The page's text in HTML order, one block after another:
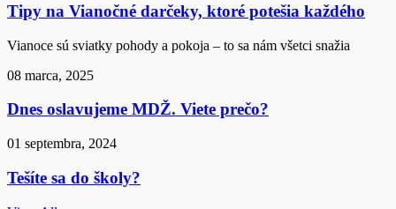
Tipy na Vianočné darčeky, ktoré potešia každého
Vianoce sú sviatky pohody a pokoja – to sa nám všetci snažia
08 marca, 2025
Dnes oslavujeme MDŽ. Viete prečo?
01 septembra, 2024
Tešíte sa do školy?